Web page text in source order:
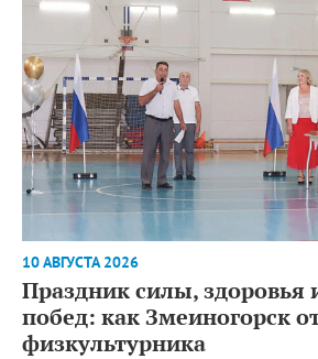
10 АВГУСТА 2026
Праздник силы, здоровья
побед: как Змеиногорск
физкультурника